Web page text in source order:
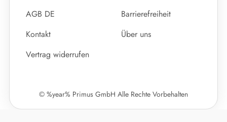
AGB DE
Barrierefreiheit
Kontakt
Über uns
Vertrag widerrufen
© %year% Primus GmbH Alle Rechte Vorbehalten